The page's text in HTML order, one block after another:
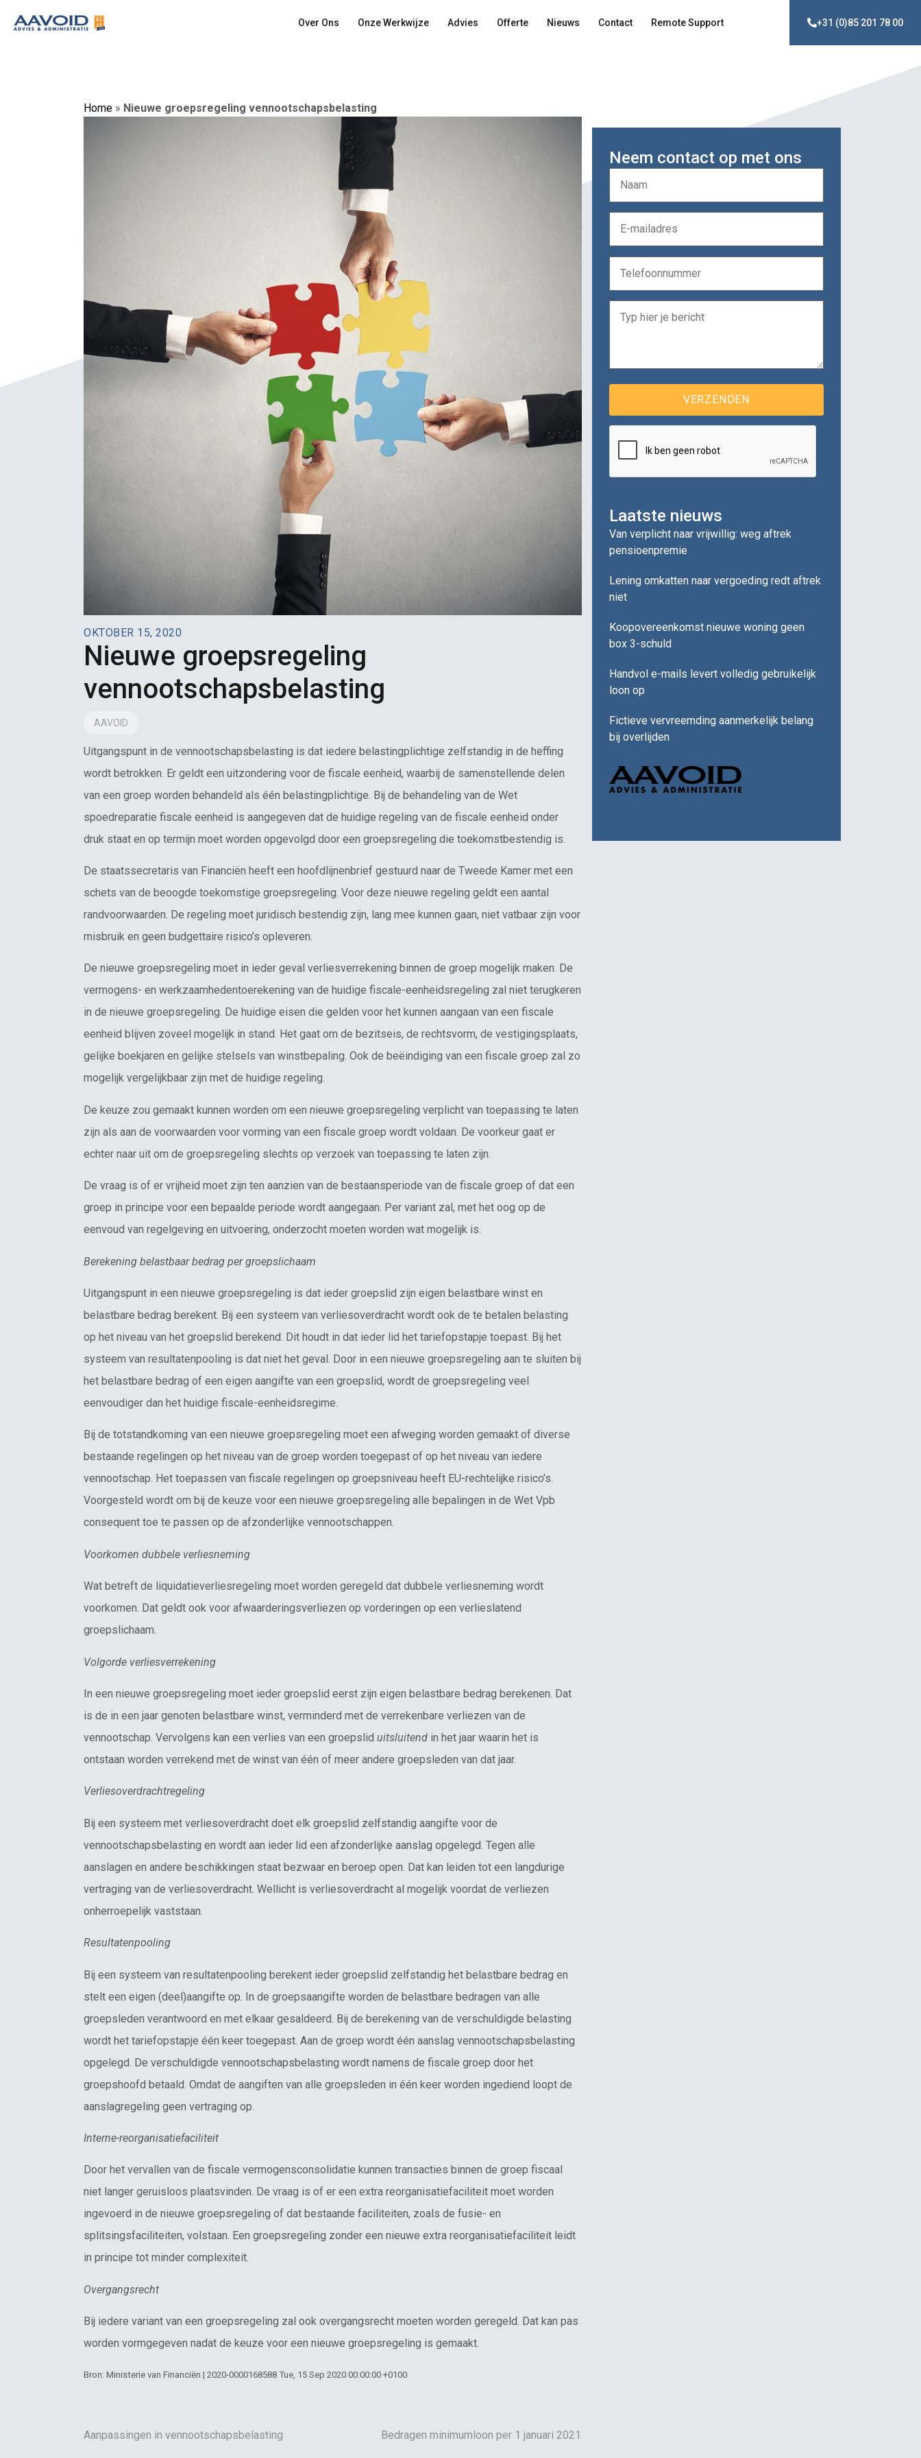
Over Ons Onze Werkwijze Advies Offerte Nieuws Contact Remote Support +31 (0)85 201 78 00
Home » Nieuwe groepsregeling vennootschapsbelasting
OKTOBER 15, 2020
Nieuwe groepsregeling
vennootschapsbelasting
AAVOID
Uitgangspunt in de vennootschapsbelasting is dat iedere belastingplichtige zelfstandig in de heffing
wordt betrokken. Er geldt een uitzondering voor de fiscale eenheid, waarbij de samenstellende delen
van een groep worden behandeld als één belastingplichtige. Bij de behandeling van de Wet
spoedreparatie fiscale eenheid is aangegeven dat de huidige regeling van de fiscale eenheid onder
druk staat en op termijn moet worden opgevolgd door een groepsregeling die toekomstbestendig is.
De staatssecretaris van Financiën heeft een hoofdlijnenbrief gestuurd naar de Tweede Kamer met een
schets van de beoogde toekomstige groepsregeling. Voor deze nieuwe regeling geldt een aantal
randvoorwaarden. De regeling moet juridisch bestendig zijn, lang mee kunnen gaan, niet vatbaar zijn voor
misbruik en geen budgettaire risico’s opleveren.
De nieuwe groepsregeling moet in ieder geval verliesverrekening binnen de groep mogelijk maken. De
vermogens- en werkzaamhedentoerekening van de huidige fiscale-eenheidsregeling zal niet terugkeren
in de nieuwe groepsregeling. De huidige eisen die gelden voor het kunnen aangaan van een fiscale
eenheid blijven zoveel mogelijk in stand. Het gaat om de bezitseis, de rechtsvorm, de vestigingsplaats,
gelijke boekjaren en gelijke stelsels van winstbepaling. Ook de beëindiging van een fiscale groep zal zo
mogelijk vergelijkbaar zijn met de huidige regeling.
De keuze zou gemaakt kunnen worden om een nieuwe groepsregeling verplicht van toepassing te laten
zijn als aan de voorwaarden voor vorming van een fiscale groep wordt voldaan. De voorkeur gaat er
echter naar uit om de groepsregeling slechts op verzoek van toepassing te laten zijn.
De vraag is of er vrijheid moet zijn ten aanzien van de bestaansperiode van de fiscale groep of dat een
groep in principe voor een bepaalde periode wordt aangegaan. Per variant zal, met het oog op de
eenvoud van regelgeving en uitvoering, onderzocht moeten worden wat mogelijk is.
Berekening belastbaar bedrag per groepslichaam
Uitgangspunt in een nieuwe groepsregeling is dat ieder groepslid zijn eigen belastbare winst en
belastbare bedrag berekent. Bij een systeem van verliesoverdracht wordt ook de te betalen belasting
op het niveau van het groepslid berekend. Dit houdt in dat ieder lid het tariefopstapje toepast. Bij het
systeem van resultatenpooling is dat niet het geval. Door in een nieuwe groepsregeling aan te sluiten bij
het belastbare bedrag of een eigen aangifte van een groepslid, wordt de groepsregeling veel
eenvoudiger dan het huidige fiscale-eenheidsregime.
Bij de totstandkoming van een nieuwe groepsregeling moet een afweging worden gemaakt of diverse
bestaande regelingen op het niveau van de groep worden toegepast of op het niveau van iedere
vennootschap. Het toepassen van fiscale regelingen op groepsniveau heeft EU-rechtelijke risico’s.
Voorgesteld wordt om bij de keuze voor een nieuwe groepsregeling alle bepalingen in de Wet Vpb
consequent toe te passen op de afzonderlijke vennootschappen.
Voorkomen dubbele verliesneming
Wat betreft de liquidatieverliesregeling moet worden geregeld dat dubbele verliesneming wordt
voorkomen. Dat geldt ook voor afwaarderingsverliezen op vorderingen op een verlieslatend
groepslichaam.
Volgorde verliesverrekening
In een nieuwe groepsregeling moet ieder groepslid eerst zijn eigen belastbare bedrag berekenen. Dat
is de in een jaar genoten belastbare winst, verminderd met de verrekenbare verliezen van de
vennootschap. Vervolgens kan een verlies van een groepslid uitsluitend in het jaar waarin het is
ontstaan worden verrekend met de winst van één of meer andere groepsleden van dat jaar.
Verliesoverdrachtregeling
Bij een systeem met verliesoverdracht doet elk groepslid zelfstandig aangifte voor de
vennootschapsbelasting en wordt aan ieder lid een afzonderlijke aanslag opgelegd. Tegen alle
aanslagen en andere beschikkingen staat bezwaar en beroep open. Dat kan leiden tot een langdurige
vertraging van de verliesoverdracht. Wellicht is verliesoverdracht al mogelijk voordat de verliezen
onherroepelijk vaststaan.
Resultatenpooling
Bij een systeem van resultatenpooling berekent ieder groepslid zelfstandig het belastbare bedrag en
stelt een eigen (deel)aangifte op. In de groepsaangifte worden de belastbare bedragen van alle
groepsleden verantwoord en met elkaar gesaldeerd. Bij de berekening van de verschuldigde belasting
wordt het tariefopstapje één keer toegepast. Aan de groep wordt één aanslag vennootschapsbelasting
opgelegd. De verschuldigde vennootschapsbelasting wordt namens de fiscale groep door het
groepshoofd betaald. Omdat de aangiften van alle groepsleden in één keer worden ingediend loopt de
aanslagregeling geen vertraging op.
Interne-reorganisatiefaciliteit
Door het vervallen van de fiscale vermogensconsolidatie kunnen transacties binnen de groep fiscaal
niet langer geruisloos plaatsvinden. De vraag is of er een extra reorganisatiefaciliteit moet worden
ingevoerd in de nieuwe groepsregeling of dat bestaande faciliteiten, zoals de fusie- en
splitsingsfaciliteiten, volstaan. Een groepsregeling zonder een nieuwe extra reorganisatiefaciliteit leidt
in principe tot minder complexiteit.
Overgangsrecht
Bij iedere variant van een groepsregeling zal ook overgangsrecht moeten worden geregeld. Dat kan pas
worden vormgegeven nadat de keuze voor een nieuwe groepsregeling is gemaakt.
Bron: Ministerie van Financiën | 2020-0000168588 Tue, 15 Sep 2020 00:00:00 +0100
Aanpassingen in vennootschapsbelasting Bedragen minimumloon per 1 januari 2021
Neem contact op met ons
Laatste nieuws
Van verplicht naar vrijwillig: weg aftrek
pensioenpremie
Lening omkatten naar vergoeding redt aftrek
niet
Koopovereenkomst nieuwe woning geen
box 3-schuld
Handvol e-mails levert volledig gebruikelijk
loon op
Fictieve vervreemding aanmerkelijk belang
bij overlijden